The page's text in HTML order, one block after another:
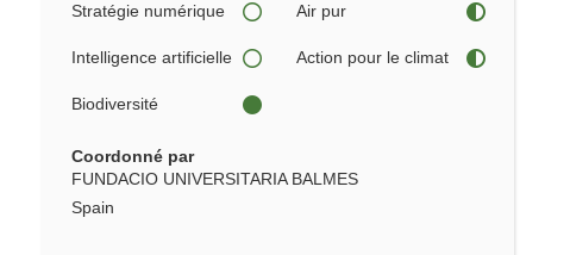
Stratégie numérique Air pur
Intelligence artificielle Action pour le climat
Biodiversité
Coordonné par
FUNDACIO UNIVERSITARIA BALMES
Spain